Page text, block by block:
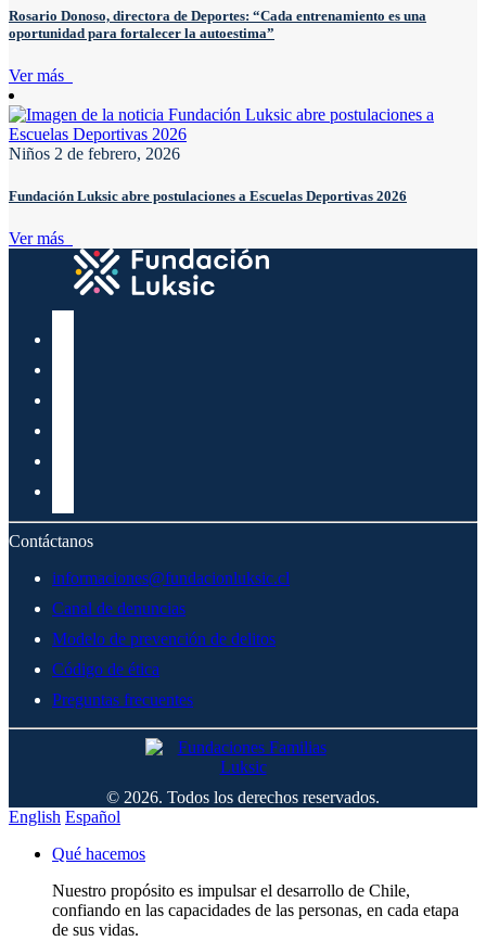
Rosario Donoso, directora de Deportes: “Cada entrenamiento es una
oportunidad para fortalecer la autoestima”
Ver más
Niños 2 de febrero, 2026
Fundación Luksic abre postulaciones a Escuelas Deportivas 2026
Ver más
Contáctanos
informaciones@fundacionluksic.cl
Canal de denuncias
Modelo de prevención de delitos
Código de ética
Preguntas frecuentes
© 2026. Todos los derechos reservados.
English Español
Qué hacemos
Nuestro propósito es impulsar el desarrollo de Chile,
confiando en las capacidades de las personas, en cada etapa
de sus vidas.